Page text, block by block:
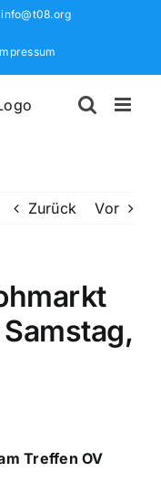
info@t08.org
Zurück Vor
Treffen OV